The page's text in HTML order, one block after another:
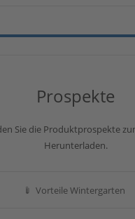
Prospekte
Sie die Produktprospekte
Herunterladen.
Vorteile Wintergarten